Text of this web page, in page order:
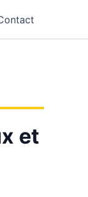
et